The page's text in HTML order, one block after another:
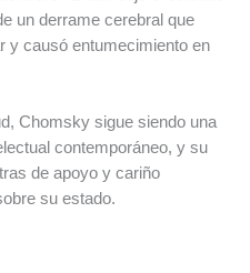
un derrame cerebral que
y causó entumecimiento en
Chomsky sigue siendo una
contemporáneo, y su
de apoyo y cariño
su estado.